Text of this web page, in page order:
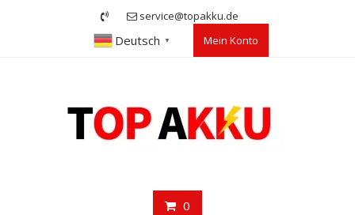
service@topakku.de
Deutsch ▼ Mein Konto
0